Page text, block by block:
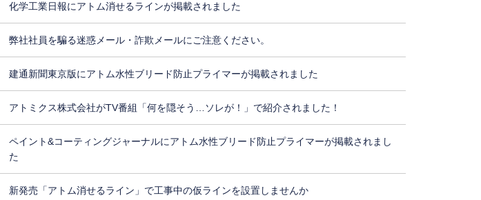
化学工業日報にアトム消せるラインが掲載されました
弊社社員を騙る迷惑メール・詐欺メールにご注意ください。
建通新聞東京版にアトム水性ブリード防止プライマーが掲載されました
アトミクス株式会社がTV番組「何を隠そう…ソレが！」で紹介されました！
ペイント&コーティングジャーナルにアトム水性ブリード防止プライマーが掲載されまし
た
新発売「アトム消せるライン」で工事中の仮ラインを設置しませんか